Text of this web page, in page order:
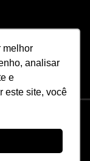
melhor
analisar
e
este site, você
os Direitos